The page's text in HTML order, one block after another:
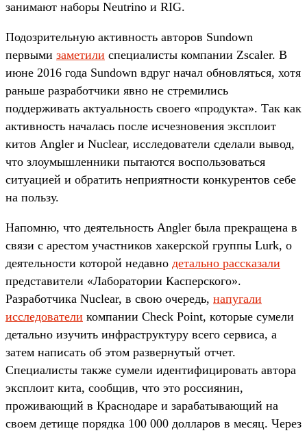
занимают наборы Neutrino и RIG.
Подозрительную активность авторов Sundown
первыми заметили специалисты компании Zscaler. В
июне 2016 года Sundown вдруг начал обновляться, хотя
раньше разработчики явно не стремились
поддерживать актуальность своего «продукта». Так как
активность началась после исчезновения эксплоит
китов Angler и Nuclear, исследователи сделали вывод,
что злоумышленники пытаются воспользоваться
ситуацией и обратить неприятности конкурентов себе
на пользу.
Напомню, что деятельность Angler была прекращена в
связи с арестом участников хакерской группы Lurk, о
деятельности которой недавно детально рассказали
представители «Лаборатории Касперского».
Разработчика Nuclear, в свою очередь, напугали
исследователи компании Check Point, которые сумели
детально изучить инфраструктуру всего сервиса, а
затем написать об этом развернутый отчет.
Специалисты также сумели идентифицировать автора
эксплоит кита, сообщив, что это россиянин,
проживающий в Краснодаре и зарабатывающий на
своем детище порядка 100 000 долларов в месяц. Через